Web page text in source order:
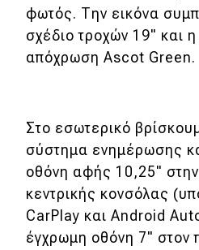
Mobility
Σταθμοί φόρτισης
Νέα
Παρουσιάσεις
DRIVE Away
φωτός. Την εικόνα
σχέδιο τροχών 19" και
απόχρωση Ascot Green.
Στο εσωτερικό
σύστημα ενημέρωσης
οθόνη αφής 10,25"
κεντρικής κονσόλας
CarPlay και Android
έγχρωμη οθόνη 7" στον